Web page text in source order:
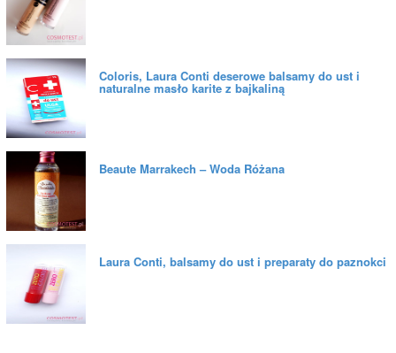
Coloris, Laura Conti deserowe balsamy do ust i
naturalne masło karite z bajkaliną
Beaute Marrakech – Woda Różana
Laura Conti, balsamy do ust i preparaty do paznokci